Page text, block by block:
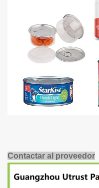
Contactar al proveedor